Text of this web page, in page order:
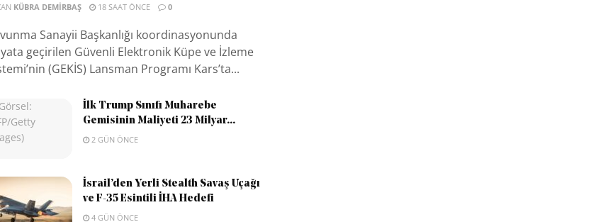
KÜBRA DEMIRBAŞ 18 SAAT ÖNCE 0
Sanayii Başkanlığı koordinasyonunda
geçirilen Güvenli Elektronik Küpe ve İzleme
(GEKİS) Lansman Programı Kars’ta...
İlk Trump Sınıfı Muharebe
Gemisinin Maliyeti 23 Milyar...
2 GÜN ÖNCE
İsrail’den Yerli Stealth Savaş Uçağı
ve F-35 Esintili İHA Hedefi
4 GÜN ÖNCE